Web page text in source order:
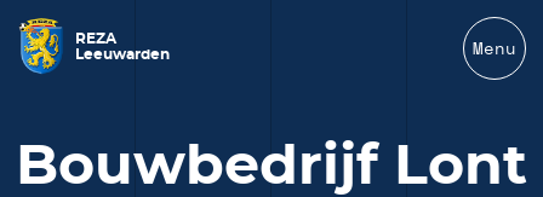
REZA
Leeuwarden
Menu
Bouwbedrijf Lont